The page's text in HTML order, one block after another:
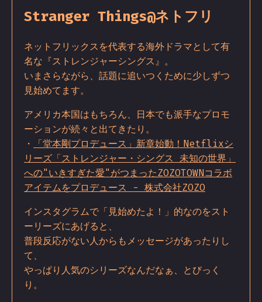
Stranger Things@ネトフリ
ネットフリックスを代表する海外ドラマとして有
名な『ストレンジャーシングス』。
いまさらながら、話題に追いつくために少しずつ
見始めてます。
アメリカ本国はもちろん、日本でも派手なプロモ
ーションが続々と出てきたり。
・
「堂本剛プロデュース」新章始動！Netflixシ
リーズ「ストレンジャー・シングス 未知の世界」
への"いきすぎた愛"がつまったZOZOTOWNコラボ
アイテムをプロデュース - 株式会社ZOZO
インスタグラムで「見始めたよ！」的なのをスト
ーリーズにあげると、
普段反応がない人からもメッセージがあったりし
て、
やっぱり人気のシリーズなんだなぁ、とびっく
り。